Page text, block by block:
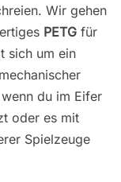
Wir gehen
PETG für
sich um ein
du im Eifer
oder es mit
Spielzeuge